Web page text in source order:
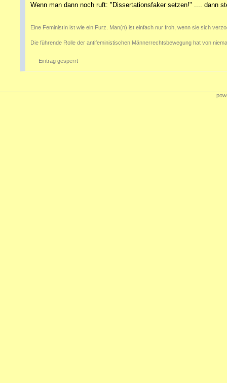
Wenn man dann noch ruft: "Dissertationsfaker setzen!" .... dann
--
Eine FeministIn ist wie ein Furz. Man(n) ist einfach nur froh, wenn sie sich
Die führende Rolle der antifeministischen Männerrechtsbewegung hat von
Eintrag gesperrt